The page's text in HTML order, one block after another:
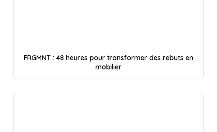
FRGMNT : 48 heures pour transformer des rebuts en
mobilier